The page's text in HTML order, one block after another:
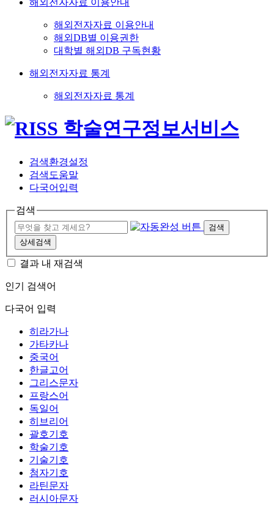
해외전자자료 이용안내
해외전자자료 이용안내
해외DB별 이용권한
대학별 해외DB 구독현황
해외전자자료 통계
해외전자자료 통계
검색환경설정
검색도움말
다국어입력
검색
검색
상세검색
결과 내 재검색
인기 검색어
다국어 입력
히라가나
가타카나
중국어
한글고어
그리스문자
프랑스어
독일어
히브리어
괄호기호
학술기호
기술기호
첨자기호
라틴문자
러시아문자